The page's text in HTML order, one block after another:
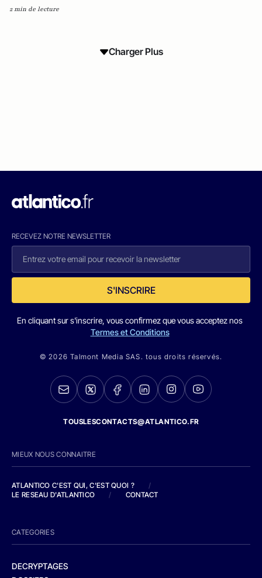
2 min de lecture
Charger Plus
RECEVEZ NOTRE NEWSLETTER
S'INSCRIRE
En cliquant sur s'inscrire, vous confirmez que vous acceptez nos
Termes et Conditions
© 2026 Talmont Media SAS. tous droits réservés.
TOUSLESCONTACTS@ATLANTICO.FR
MIEUX NOUS CONNAITRE
ATLANTICO C'EST QUI, C'EST QUOI ?
/
LE RESEAU D'ATLANTICO
/ CONTACT
CATEGORIES
DECRYPTAGES